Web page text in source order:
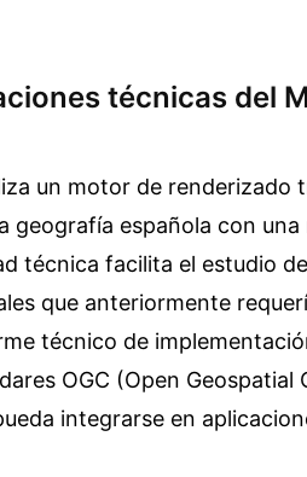
técnicas del
un motor de renderizado
geografía española con
técnica facilita el estudio
que anteriormente
técnico de
OGC (Open
integrarse en